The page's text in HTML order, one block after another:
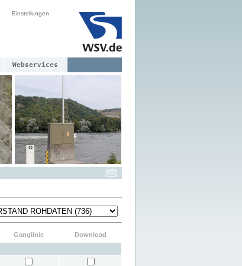
Einstellungen
Webservices
Ganglinie
Download